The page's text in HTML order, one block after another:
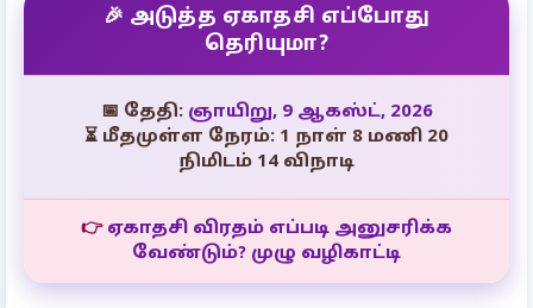
🎉 அடுத்த ஏகாதசி எப்போது
தெரியுமா?
📅 தேதி: ஞாயிறு, 9 ஆகஸ்ட், 2026
⏳ மீதமுள்ள நேரம்: 1 நாள் 8 மணி 20
நிமிடம் 12 விநாடி
👉 ஏகாதசி விரதம் எப்படி அனுசரிக்க
வேண்டும்? முழு வழிகாட்டி